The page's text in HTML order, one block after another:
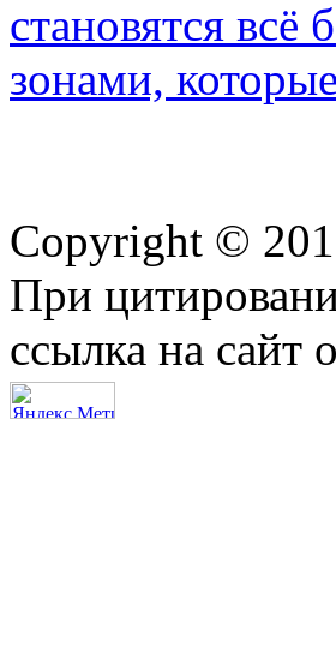
становятся
зонами,
Copyright ©
При
ссылка на сайт